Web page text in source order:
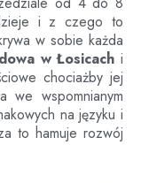
i z czego to
w sobie każda
w Łosicachi
chociażby jej
we wspomnianym
na języku i
to hamuje rozwój